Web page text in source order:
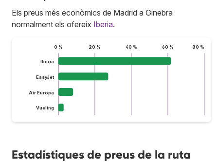
Els preus més econòmics de Madrid a Ginebra
normalment els ofereix Iberia.
0 % 20 % 40 % 60 % 80 %
Iberia
EasyJet
Air Europa
Vueling
Estadístiques de preus de la ruta